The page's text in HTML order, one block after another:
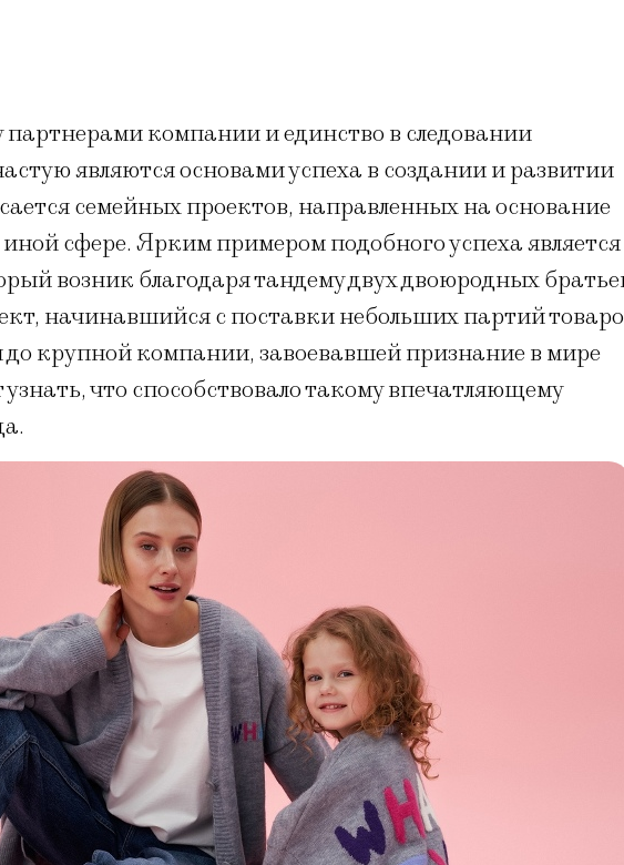
компании и единство в следовании
являются основами успеха в создании и развитии
семейных проектов, направленных на основание
сфере. Ярким примером подобного успеха является
возник благодаря тандему двух двоюродных
начинавшийся с поставки небольших партий
до крупной компании, завоевавшей признание в мире
узнать, что способствовало такому впечатляющему